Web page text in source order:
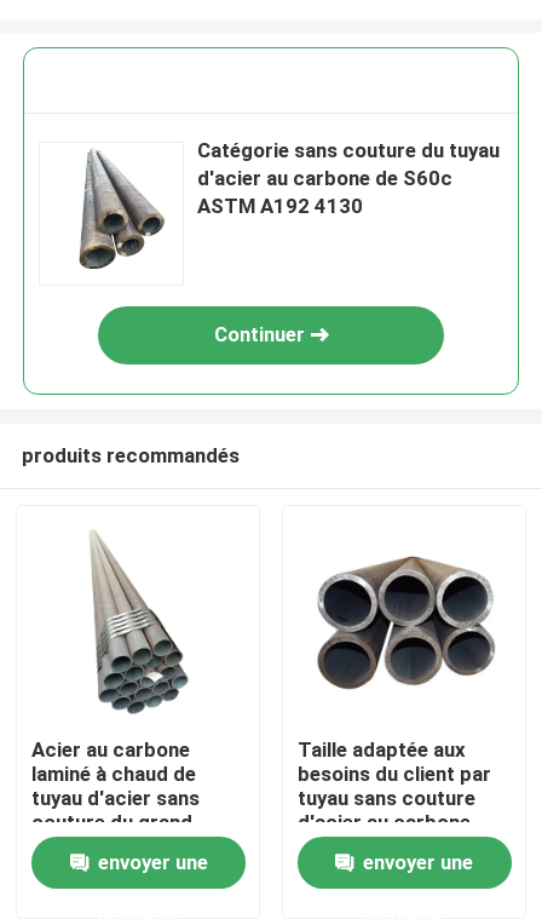
Maison
Produits
Au sujet de nous
Catégorie sans couture du tuyau
d'acier au carbone de S60c
ASTM A192 4130
Continuer
produits recommandés
Acier au carbone
laminé à chaud de
tuyau d'acier sans
couture du grand
diamètre 20Cr
envoyer une
Taille adaptée aux
besoins du client par
tuyau sans couture
d'acier au carbone
20G
envoyer une